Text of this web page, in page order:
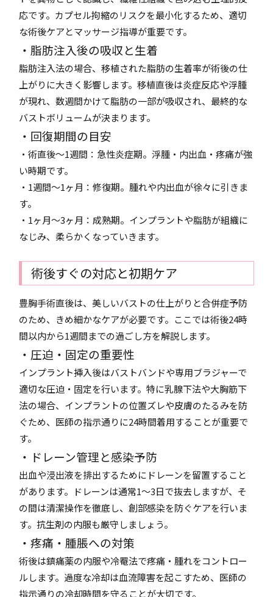
応です。カプセル拘縮のリスクを最小化するため、適切
な術後ケアとマッサージ指導が重要です。
・脂肪注入後の吸収と生着
脂肪注入法の場合、移植された脂肪の生着率が術後の仕
上がりに大きく影響します。移植直後は炎症反応や浮腫
が現れ、数週間かけて脂肪の一部が吸収され、最終的な
バストボリュームが決まります。
・回復期間の目安
・術直後〜1週間：急性炎症期。浮腫・内出血・疼痛が強
い時期です。
・1週間〜1ヶ月：修復期。腫れや内出血が徐々に引きま
す。
・1ヶ月〜3ヶ月：成熟期。インプラントや脂肪が組織に
なじみ、柔らかくなっていきます。
術後すぐの対応と初期ケア
豊胸手術直後は、美しいバストの仕上がりと合併症予防
のため、きめ細かなケアが必要です。ここでは術後24時
間以内から1週間までの過ごし方を解説します。
・圧迫・固定の重要性
インプラント挿入後はバストバンドや専用ブラジャーで
適切な圧迫・固定を行います。特に乳腺下法や大胸筋下
法の場合、インプラントの位置ズレや皮膚のたるみを防
ぐため、医師の指示通りに24時間着用することが重要で
す。
・ドレーン管理と感染予防
出血や浸出液を排出するためにドレーンを留置すること
があります。ドレーンは通常1〜3日で抜去しますが、そ
の間は清潔操作を徹底し、創部感染を防ぐケアを行いま
す。抗生剤の内服も厳守しましょう。
・疼痛・腫脹への対策
術後は鎮痛薬の内服や冷罨法で疼痛・腫れをコントロー
ルします。過度な冷却は血流障害を起こすため、医師の
指示通りの冷却時間を守ることが大切です。